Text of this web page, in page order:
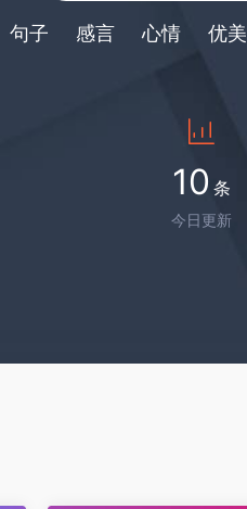
句子 感言 心情 优美
10 条
今日更新